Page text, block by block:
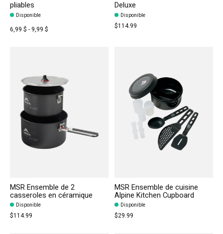
pliables
Disponible
6,99 $ - 9,99 $
Deluxe
Disponible
$114.99
MSR Ensemble de 2
casseroles en céramique
Disponible
$114.99
MSR Ensemble de cuisine
Alpine Kitchen Cupboard
Disponible
$29.99